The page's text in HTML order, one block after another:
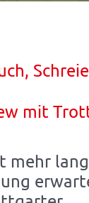
mit
mehr